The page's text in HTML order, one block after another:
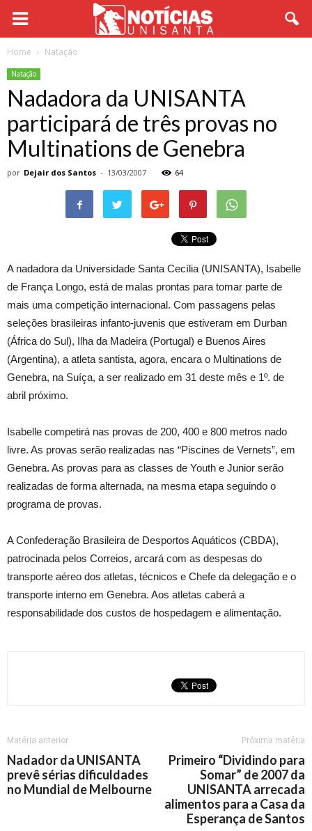
Home Natação
Natação
Nadadora da UNISANTA
participará de três provas no
Multinations de Genebra
por Dejair dos Santos - 13/03/2007 64
A nadadora da Universidade Santa Cecília (UNISANTA), Isabelle
de França Longo, está de malas prontas para tomar parte de
mais uma competição internacional. Com passagens pelas
seleções brasileiras infanto-juvenis que estiveram em Durban
(África do Sul), Ilha da Madeira (Portugal) e Buenos Aires
(Argentina), a atleta santista, agora, encara o Multinations de
Genebra, na Suíça, a ser realizado em 31 deste mês e 1º. de
abril próximo.
Isabelle competirá nas provas de 200, 400 e 800 metros nado
livre. As provas serão realizadas nas “Piscines de Vernets”, em
Genebra. As provas para as classes de Youth e Junior serão
realizadas de forma alternada, na mesma etapa seguindo o
programa de provas.
A Confederação Brasileira de Desportos Aquáticos (CBDA),
patrocinada pelos Correios, arcará com as despesas do
transporte aéreo dos atletas, técnicos e Chefe da delegação e o
transporte interno em Genebra. Aos atletas caberá a
responsabilidade dos custos de hospedagem e alimentação.
Matéria anterior
Nadador da UNISANTA
prevê sérias dificuldades
no Mundial de Melbourne
Próxima matéria
Primeiro “Dividindo para
Somar” de 2007 da
UNISANTA arrecada
alimentos para a Casa da
Esperança de Santos